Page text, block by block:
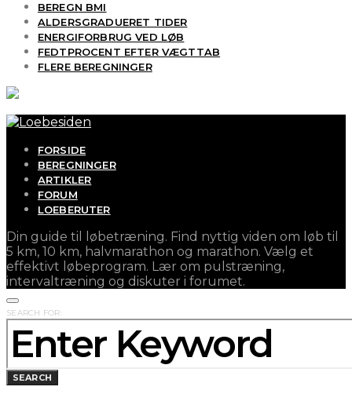
BEREGN BMI
ALDERSGRADUERET TIDER
ENERGIFORBRUG VED LØB
FEDTPROCENT EFTER VÆGTTAB
FLERE BEREGNINGER
FORSIDE
BEREGNINGER
ARTIKLER
FORUM
LOEBERUTER
Din guide til løbetræning. Find nyttig viden om løb til
5 km, 10 km, halvmarathon og marathon. Vælg et
effektivt løbeprogram. Lær om pulstræning,
intervaltræning og diskuter i forumet.
SEARCH FOR:
SEARCH